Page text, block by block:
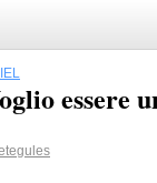
essere